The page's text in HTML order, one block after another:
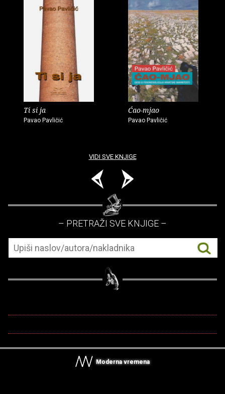
Ti si ja
Pavao Pavličić
Ćao-mjao
Pavao Pavličić
VIDI SVE KNJIGE
– PRETRAŽI SVE KNJIGE –
Moderna vremena